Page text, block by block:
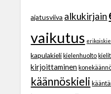
ajatusviiva alkukirjain
vaikutus
kapulakieli kielenhuolto
kirjoittaminen
käännöskieli